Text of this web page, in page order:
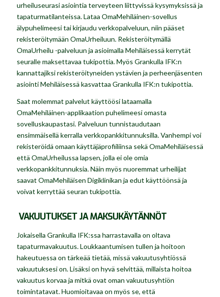
urheiluseurasi asiointia terveyteen liittyvissä kysymyksissä ja
tapaturmatilanteissa. Lataa OmaMehiläinen-sovellus
älypuhelimeesi tai kirjaudu verkkopalveluun, niin pääset
rekisteröitymään OmaUrheiluun. Rekisteröitymällä
OmaUrheilu -palveluun ja asioimalla Mehiläisessä kerrytät
seuralle maksettavaa tukipottia. Myös Grankulla IFK:n
kannattajiksi rekisteröityneiden ystävien ja perheenjäsenten
asiointi Mehiläisessä kasvattaa Grankulla IFK:n tukipottia.
Saat molemmat palvelut käyttöösi lataamalla
OmaMehiläinen-applikaation puhelimeesi omasta
sovelluskaupastasi. Palveluun tunnistaudutaan
ensimmäisellä kerralla verkkopankkitunnuksilla. Vanhempi voi
rekisteröidä omaan käyttäjäprofiiliinsa sekä OmaMehiläisessä
että OmaUrheilussa lapsen, jolla ei ole omia
verkkopankkitunnuksia. Näin myös nuoremmat urheilijat
saavat OmaMehiläisen Digiklinikan ja edut käyttöönsä ja
voivat kerryttää seuran tukipottia.
VAKUUTUKSET JA MAKSUKÄYTÄNNÖT
Jokaisella Grankulla IFK:ssa harrastavalla on oltava
tapaturmavakuutus. Loukkaantumisen tullen ja hoitoon
hakeutuessa on tärkeää tietää, missä vakuutusyhtiössä
vakuutuksesi on. Lisäksi on hyvä selvittää, millaista hoitoa
vakuutus korvaa ja mitkä ovat oman vakuutusyhtiön
toimintatavat. Huomioitavaa on myös se, että